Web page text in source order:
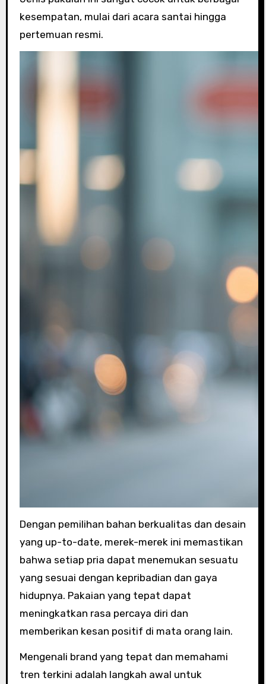
kesempatan, mulai dari acara santai hingga
pertemuan resmi.
Dengan pemilihan bahan berkualitas dan desain
yang up-to-date, merek-merek ini memastikan
bahwa setiap pria dapat menemukan sesuatu
yang sesuai dengan kepribadian dan gaya
hidupnya. Pakaian yang tepat dapat
meningkatkan rasa percaya diri dan
memberikan kesan positif di mata orang lain.
Mengenali brand yang tepat dan memahami
tren terkini adalah langkah awal untuk